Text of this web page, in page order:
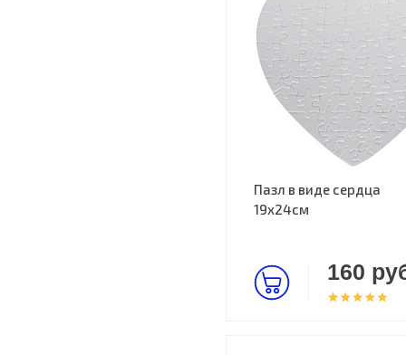
Пазл в виде сердца
19х24см
160